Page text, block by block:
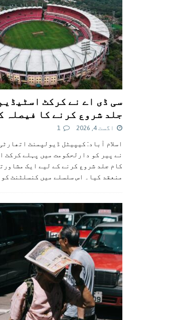
سی ڈی اے نے کرکٹ
جلد شروع کرنے کا فیصلہ
اگست 4, 2026 1
اسلام آباد: کیپیٹل ڈیولپمنٹ
نے پیر کو دارلحکومت میں پہلے کرکٹ
کام جلد شروع کرنے کے لیے ایک
منعقد کیا۔ اس سلسلے میں کنسلٹنٹ